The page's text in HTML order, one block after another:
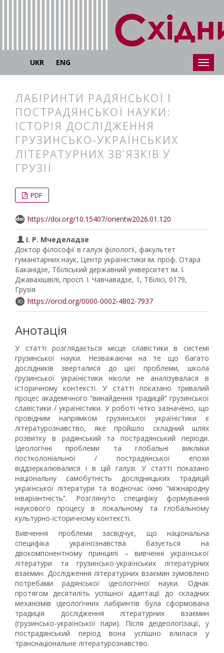
UKR ENG
ЛАБІРИНТИ РАДЯНСЬКОЇ І
ПОСТРАДЯНСЬКОЇ НАУКИ:
ІСТОРІЯ ДОСЛІДЖЕННЯ
ГРУЗИНСЬКО-УКРАЇНСЬКИХ
ЛІТЕРАТУРНИХ ЗВ’ЯЗКІВ У
ГРУЗІЇ
PDF
https://doi.org/10.15407/orientw2026.01.120
І. Р. Мчеделадзе
Доктор філософії в галузі філології, факультет
гуманітарних наук, Центр україністики ім. проф. Отара
Баканідзе, Тбіліський державний університет ім. І.
Джавахішвілі, просп. І. Чавчавадзе, 1, Тбілісі, 0179,
Грузія
https://orcid.org/0000-0002-4802-7937
Анотація
У статті розглядається місце славістики в системі
грузинської науки. Незважаючи на те що багато
дослідників зверталися до цієї проблеми, школа
грузинської україністики ніколи не аналізувалася в
історичному контексті. У статті показано тривалий
процес академічного “винайдення традицій” грузинської
славістики / україністики. У роботі чітко зазначено, що
провідним напрямком грузинської україністики є
літературознавство, яке пройшло складний шлях
розвитку в радянський та пострадянський періоди.
Ідеологічні проблеми та глобальні виклики
постколоніальної / пострадянської епохи
віддзеркалювалися і в цій галузі. У статті показано
національну самобутність дослідницьких традицій
української літератури та водночас їхню “міжнародну
інваріантність”. Розглянуто специфіку формування
наукового процесу в локальному та глобальному
культурно-історичному контексті.
Вивчення проблеми засвідчує, що національна
специфіка українознавства базується на
двокомпонентному принципі – вивченні української
літератури та грузинсько-українських літературних
взаємин. Дослідження літературних взаємин зумовлено
потребами радянської ідеологічної науки. Однак
протягом десятиліть успішної адаптації до складних
механізмів ідеологічних лабіринтів була сформована
традиція дослідження літературних взаємин
(грузинсько-української пари). Після деідеологізації, у
пострадянський період вона успішно влилася у
транснаціональне літературознавство.